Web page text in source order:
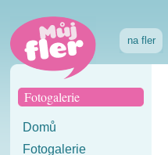
na fler
Fotogalerie
Domů
Fotogalerie